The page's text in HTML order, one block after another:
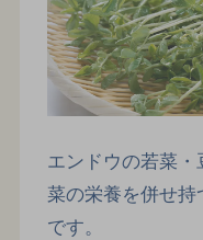
エンドウの若菜
菜の栄養を併せ
です。